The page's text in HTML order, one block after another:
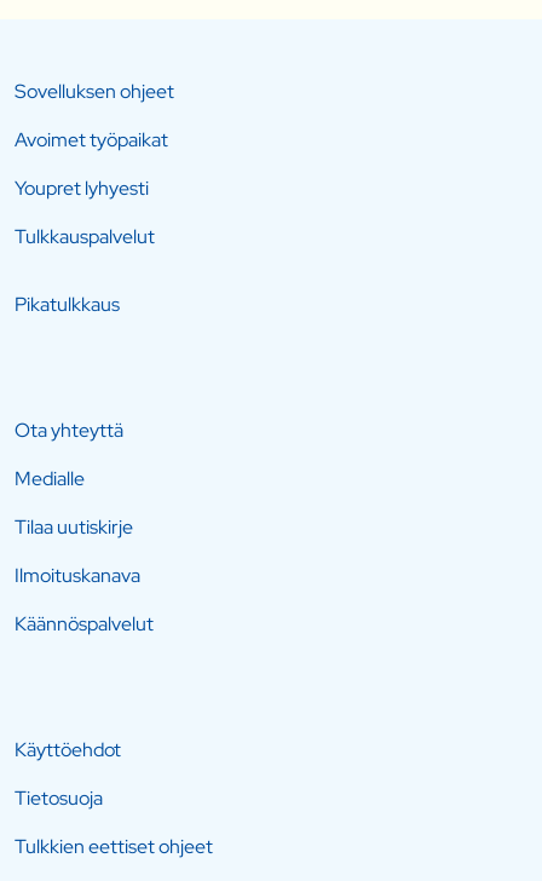
Sovelluksen ohjeet
Avoimet työpaikat
Youpret lyhyesti
Tulkkauspalvelut
Pikatulkkaus
Ota yhteyttä
Medialle
Tilaa uutiskirje
Ilmoituskanava
Käännöspalvelut
Käyttöehdot
Tietosuoja
Tulkkien eettiset ohjeet